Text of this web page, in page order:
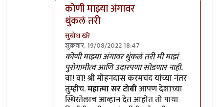
कोणी माझ्या अंगावर
थुंकलं तरी
सुबोध खरे
शुक्रवार, 19/08/2022 18:47
In reply toपुरोगामी आणि लिबरलby
कोणी माझ्या अंगावर थुंकलं तरी मी माझं
पुरोगामीत्व आणि उदारपणा सोडणार नाही.
वा! वा! श्री मोहनदास करमचंद यांच्या नंतर
तुम्हीच.महात्मा सर टोबीआपण देशाच्या
स्थिरतेलाच आव्हान देत आहोत तो पाया